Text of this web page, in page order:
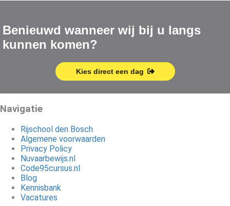
Benieuwd wanneer wij bij u langs
kunnen komen?
Kies direct een dag
Navigatie
Rijschool den Bosch
Algemene voorwaarden
Privacy Policy
Nuvaarbewijs.nl
Code95cursus.nl
Blog
Kennisbank
Vacatures